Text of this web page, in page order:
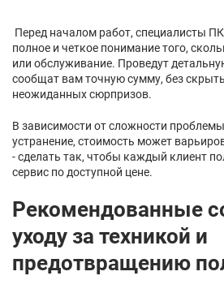
Перед началом работ, специалисты
полное и четкое понимание того,
или обслуживание. Проведут
сообщат вам точную сумму, без
неожиданных сюрпризов.
В зависимости от сложности
устранение, стоимость может
- сделать так, чтобы каждый клиент
сервис по доступной цене.
Рекомендованные
уходу за техникой и
предотвращению